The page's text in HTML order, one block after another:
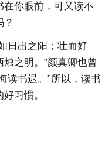
你眼前，可又读不
？
日出之阳；壮而好
之明。”颜真卿也曾
读书迟。”所以，读书
习惯。